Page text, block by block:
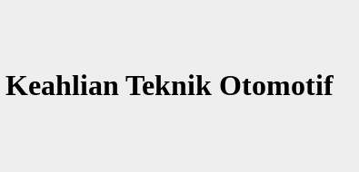
Teknik Otomotif